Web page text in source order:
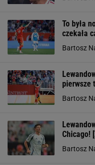
To była
czekała
Bartosz
pierwsze
Bartosz
Chicago!
Bartosz